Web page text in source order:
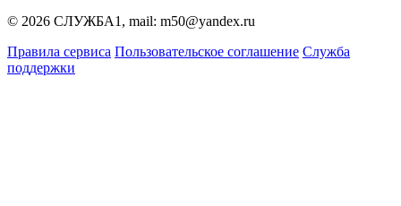
© 2026 СЛУЖБА1, mail: m50@yandex.ru
Правила сервиса Пользовательское соглашение Служба
поддержки